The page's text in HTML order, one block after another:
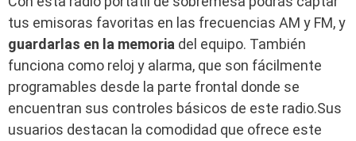
tus emisoras favoritas en las frecuencias AM y FM, y
guardarlas en la memoria del equipo. También
funciona como reloj y alarma, que son fácilmente
programables desde la parte frontal donde se
encuentran sus controles básicos de este radio.Sus
usuarios destacan la comodidad que ofrece este